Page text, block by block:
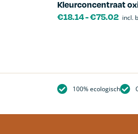
Kleurconcentraat
€18.14-€75.02 incl.
100% ecologisch